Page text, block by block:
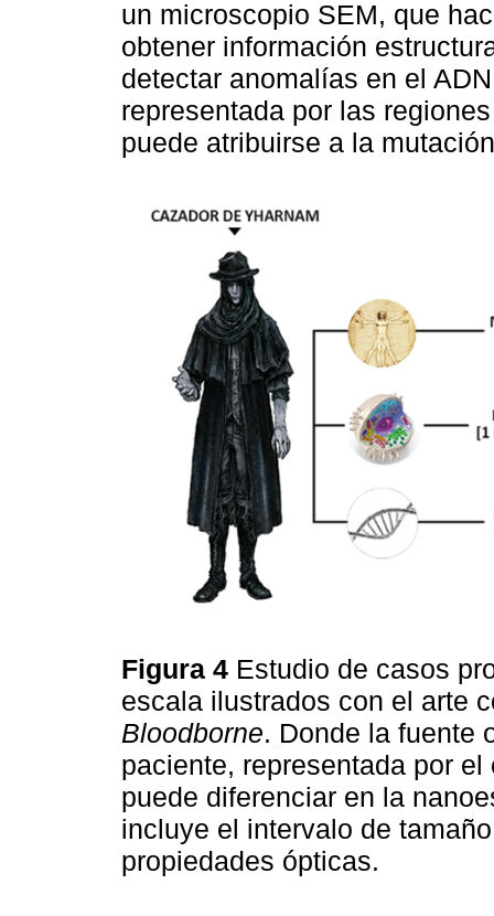
un microscopio SEM, que
obtener información
detectar anomalías en el
representada por las
puede atribuirse a la
Figura 4 Estudio de casos
escala ilustrados con el arte
Bloodborne. Donde la fuente
paciente, representada por
puede diferenciar en la
incluye el intervalo de
propiedades ópticas.